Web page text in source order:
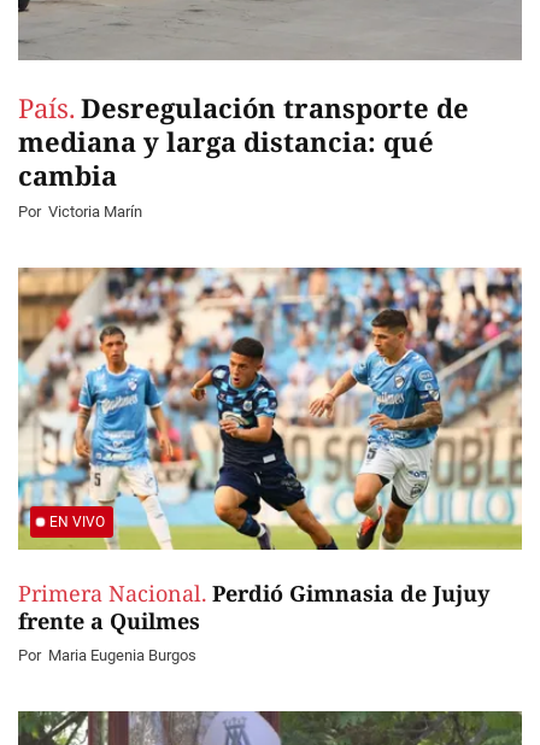
País. Desregulación transporte de
mediana y larga distancia: qué
cambia
Por Victoria Marín
EN VIVO
Primera Nacional. Perdió Gimnasia de Jujuy
frente a Quilmes
Por Maria Eugenia Burgos